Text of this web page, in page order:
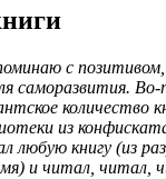
с
саморазвития.
количество
из
любую книгу (из
и читал, читал,